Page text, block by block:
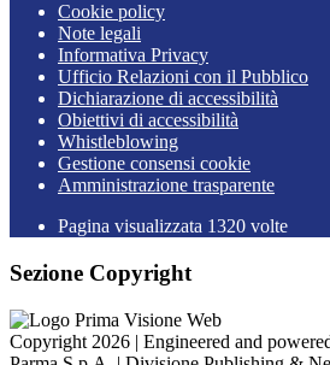
Cookie policy
Note legali
Informativa Privacy
Ufficio Relazioni con il Pubblico
Dichiarazione di accessibilità
Obiettivi di accessibilità
Whistleblowing
Gestione consensi cookie
Amministrazione trasparente
Pagina visualizzata 1320 volte
Sezione Copyright
Copyright 2026 | Engineered and